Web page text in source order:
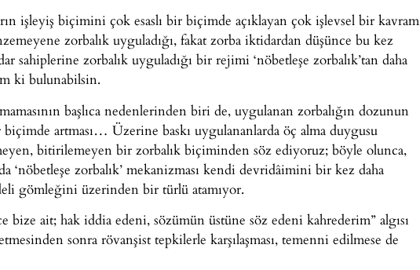
işleyiş biçimini çok esaslı bir biçimde açıklayan çok işlevsel bir kavram
zorbalık uyguladığı, fakat zorba iktidardan düşünce bu kez
sahiplerine zorbalık uyguladığı bir rejimi ‘nöbetleşe zorbalık’tan daha
ki bulunabilsin.
başlıca nedenlerinden biri de, uygulanan zorbalığın dozunun
artması… Üzerine baskı uygulananlarda öç alma duygusu
bitirilemeyen bir zorbalık biçiminden söz ediyoruz; böyle olunca,
‘nöbetleşe zorbalık’ mekanizması kendi devridâimini bir kez daha
gömleğini üzerinden bir türlü atamıyor.
bize ait; hak iddia edeni, sözümün üstüne söz edeni kahrederim” algısı
sonra rövanşist tepkilerle karşılaşması, temenni edilmese de